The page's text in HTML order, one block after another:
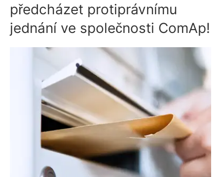
předcházet protiprávnímu
jednání ve společnosti ComAp!